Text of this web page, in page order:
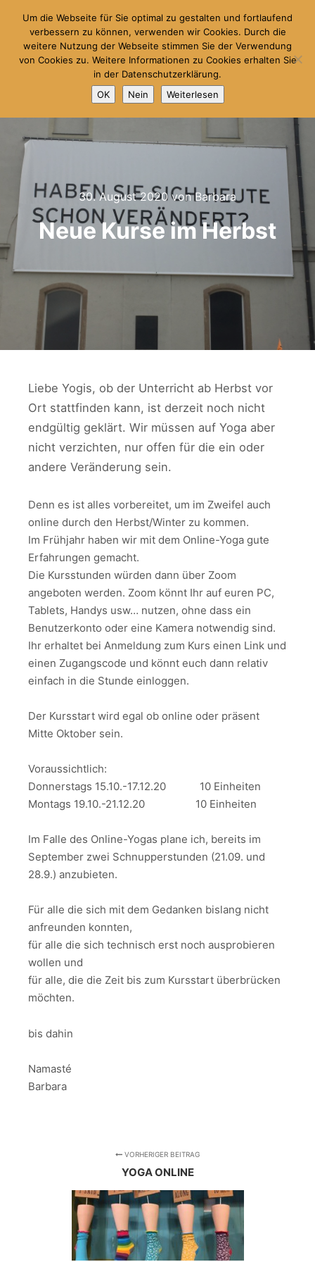
Suchen
30. August 2020 vonBarbara
Neue Kurse im Herbst
Liebe Yogis, ob der Unterricht ab Herbst vor
Ort stattfinden kann, ist derzeit noch nicht
endgültig geklärt. Wir müssen auf Yoga aber
nicht verzichten, nur offen für die ein oder
andere Veränderung sein.
Denn es ist alles vorbereitet, um im Zweifel auch
online durch den Herbst/Winter zu kommen.
Im Frühjahr haben wir mit dem Online-Yoga gute
Erfahrungen gemacht.
Die Kursstunden würden dann über Zoom
angeboten werden. Zoom könnt Ihr auf euren PC,
Tablets, Handys usw… nutzen, ohne dass ein
Benutzerkonto oder eine Kamera notwendig sind.
Ihr erhaltet bei Anmeldung zum Kurs einen Link und
einen Zugangscode und könnt euch dann relativ
einfach in die Stunde einloggen.
Der Kursstart wird egal ob online oder präsent
Mitte Oktober sein.
Voraussichtlich:
Donnerstags 15.10.-17.12.20 10 Einheiten
Montags 19.10.-21.12.20 10 Einheiten
Im Falle des Online-Yogas plane ich, bereits im
September zwei Schnupperstunden (21.09. und
28.9.) anzubieten.
Für alle die sich mit dem Gedanken bislang nicht
anfreunden konnten,
für alle die sich technisch erst noch ausprobieren
wollen und
für alle, die die Zeit bis zum Kursstart überbrücken
möchten.
bis dahin
Namasté
Barbara
VORHERIGER BEITRAG
YOGA ONLINE
Um die Webseite für Sie optimal zu gestalten und fortlaufend
verbessern zu können, verwenden wir Cookies. Durch die
weitere Nutzung der Webseite stimmen Sie der Verwendung
von Cookies zu. Weitere Informationen zu Cookies erhalten Sie
in der Datenschutzerklärung.
OK
Nein Weiterlesen